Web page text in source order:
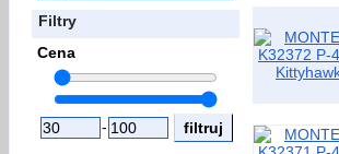
Filtry
Cena
-